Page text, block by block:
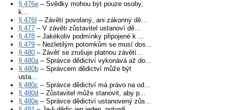
§ 476e – Svědky mohou být pouze osoby,
k...
§ 476f – Závětí povolaný, ani zákonný dě...
§ 477 – V závěti zůstavitel ustanoví dě...
§ 478 – Jakékoliv podmínky připojené k ...
§ 479 – Nezletilým potomkům se musí dos...
§ 480 – Závěť se zrušuje platnou závětí...
§ 480a– Správce dědictví vykonává až do...
§ 480b – Správcem dědictví může být
usta...
§ 480c – Správce dědictví má právo na od...
§ 480d – Zůstavitel může stanovit, aby p...
§ 480e – Správce dědictví ustanovený zůs...